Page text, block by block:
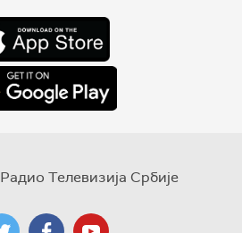
Радио Телевизија Србије